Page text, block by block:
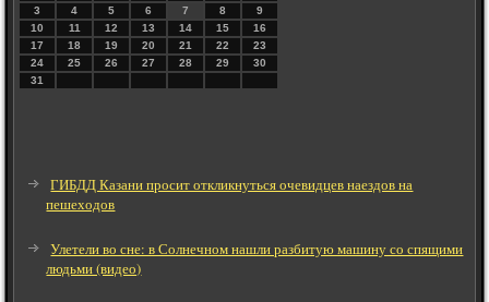
3
4 5 6 7 8
9
10
11 12 13 14 15
16
17
18 19 20 21 22
23
24
25 26 27 28 29
30
31
ГИБДД Казани просит откликнуться очевидцев наездов на
пешеходов
Улетели во сне: в Солнечном нашли разбитую машину со спящими
людьми (видео)